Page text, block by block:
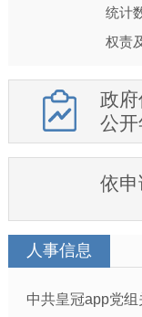
统计
权责
政府
公开
依
人事信息
中共皇冠app党